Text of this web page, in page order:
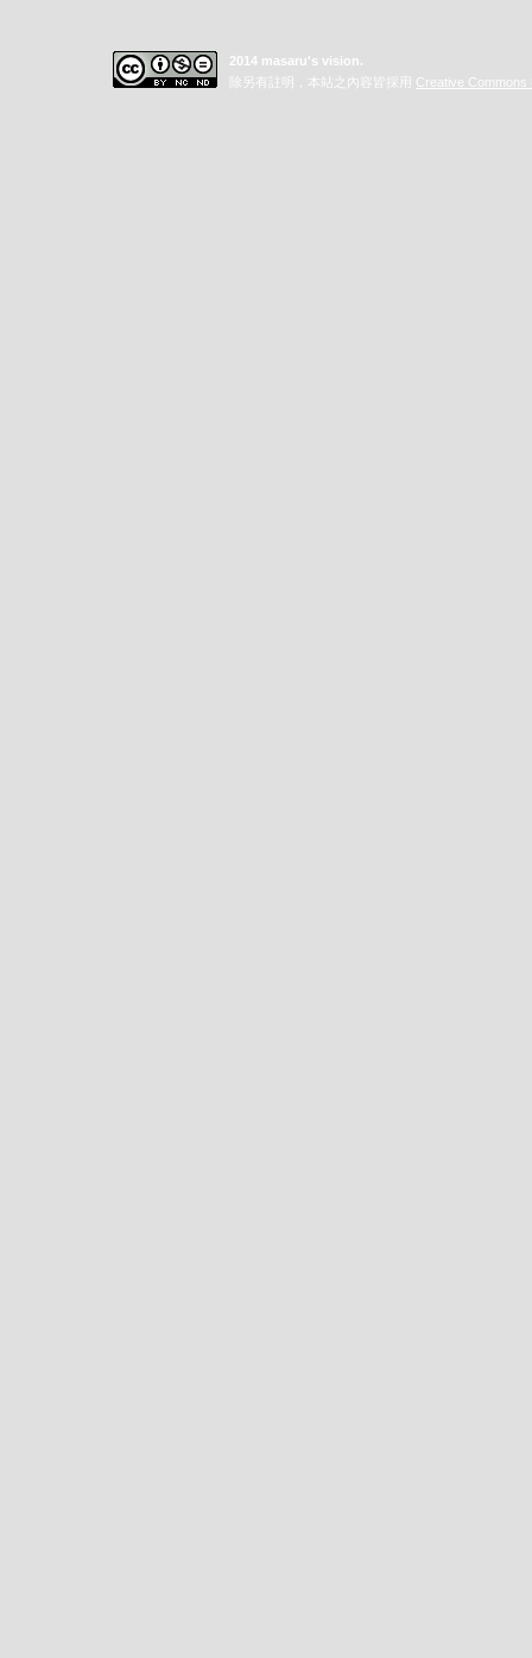
2014 masaru's vision.
除另有註明，本站之內容皆採用 Creative Commons